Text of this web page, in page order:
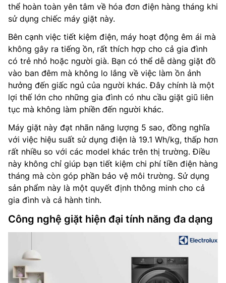
thể hoàn toàn yên tâm về hóa đơn điện hàng tháng khi
sử dụng chiếc máy giặt này.
Bên cạnh việc tiết kiệm điện, máy hoạt động êm ái mà
không gây ra tiếng ồn, rất thích hợp cho cả gia đình
có trẻ nhỏ hoặc người già. Bạn có thể dễ dàng giặt đồ
vào ban đêm mà không lo lắng về việc làm ồn ảnh
hưởng đến giấc ngủ của người khác. Đây chính là một
lợi thế lớn cho những gia đình có nhu cầu giặt giũ liên
tục mà không làm phiền đến người khác.
Máy giặt này đạt nhãn năng lượng 5 sao, đồng nghĩa
với việc hiệu suất sử dụng điện là 19.1 Wh/kg, thấp hơn
rất nhiều so với các model khác trên thị trường. Điều
này không chỉ giúp bạn tiết kiệm chi phí tiền điện hàng
tháng mà còn góp phần bảo vệ môi trường. Sử dụng
sản phẩm này là một quyết định thông minh cho cả
gia đình và cả hành tinh.
Công nghệ giặt hiện đại tính năng đa dạng